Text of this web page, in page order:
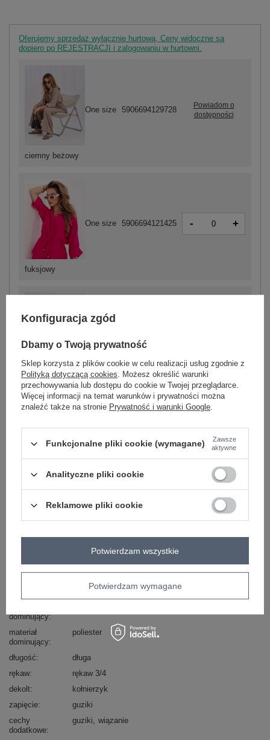
Oferujemy sprzedaż wyłącznie hurtową. Ceny widoczne są
dopiero po REJESTRACJI i zalogowaniu w hurtowni.
fuksjowy
One size 5906694121425 - +
ecru
ciemny beżowy
One size 5906694129728
Powiadom o
dostępności
ZALOGUJ SIĘ I ZOBACZ CENĘ
Masz pytanie? Chętnie pomożemy.
Zadzwoń+48 601 547 740 Zadaj pytanie
skład materiału : 95% poliester, 5% elastan
sposób prania : pranie w pralce w 30°C
typ produktu
koszula+spodnie
codzienne
dominujący
materiał
dominujący
poliester
długość
długa
rękaw
rękaw 3/4
dekolt
kołnierzyk
zapięcie
guziki
cechy
dodatkowe
guziki wiązanie
Konfiguracja zgód
Dbamy o Twoją prywatność
Sklep korzysta z plików cookie w celu realizacji usług zgodnie z
Polityką dotyczącą cookies. Możesz określić warunki
przechowywania lub dostępu do cookie w Twojej przeglądarce.
Więcej informacji na temat warunków i prywatności można
znaleźć także na stronie Prywatność i warunki Google.
Funkcjonalne pliki cookie (wymagane)
Zawsze
aktywne
Analityczne pliki cookie
Reklamowe pliki cookie
Potwierdzam wymagane
Potwierdzam wszystkie